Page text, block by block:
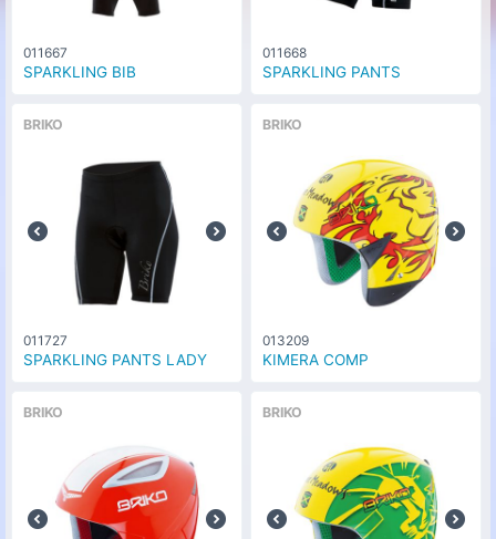
カラー
シャイニーブラック/オレンジフロー
シャイニーブラック/オレンジフロー
サイズ
64cm
な
し
0 円
シャイニーブラック/イエローフロー
(918)
な
カラー
シャイニーブラック/イエローフロー
(918)
サイズ
な
し
0
011667
SPARKLING BIB
011668
SPARKLING PANTS
BRIKO
011727
SPARKLING PANTS LADY
BRIKO
013209
KIMERA COMP
BRIKO BRIKO